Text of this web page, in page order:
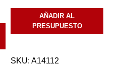
AÑADIR AL
PRESUPUESTO
SKU: A14112